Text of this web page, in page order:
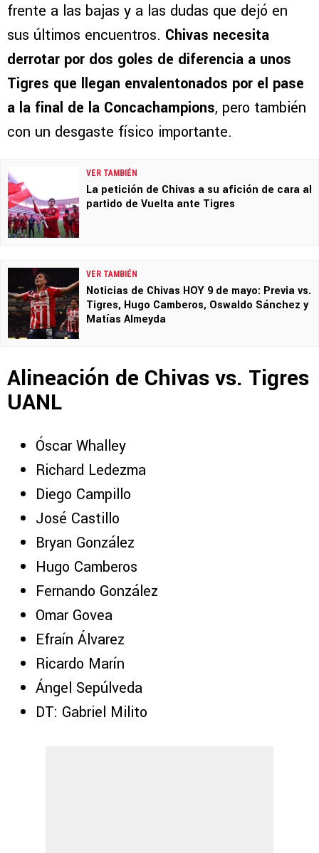
frente a las bajas y a las dudas que dejó en
sus últimos encuentros. Chivas necesita
derrotar por dos goles de diferencia a unos
Tigres que llegan envalentonados por el pase
a la final de la Concachampions, pero también
con un desgaste físico importante.
VER TAMBIÉN
La petición de Chivas a su afición de cara al
partido de Vuelta ante Tigres
VER TAMBIÉN
Noticias de Chivas HOY 9 de mayo: Previa vs.
Tigres, Hugo Camberos, Oswaldo Sánchez y
Matías Almeyda
Alineación de Chivas vs. Tigres
UANL
Óscar Whalley
Richard Ledezma
Diego Campillo
José Castillo
Bryan González
Hugo Camberos
Fernando González
Omar Govea
Efraín Álvarez
Ricardo Marín
Ángel Sepúlveda
DT: Gabriel Milito